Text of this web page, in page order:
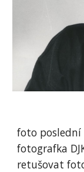
foto
fotografka
retušovat